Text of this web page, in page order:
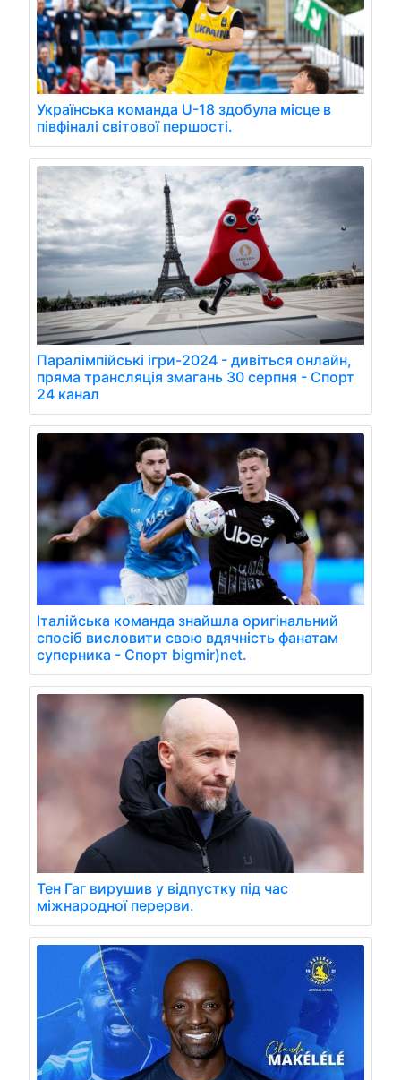
Українська команда U-18 здобула місце в
півфіналі світової першості.
Паралімпійські ігри-2024 - дивіться онлайн,
пряма трансляція змагань 30 серпня - Спорт
24 канал
Італійська команда знайшла оригінальний
спосіб висловити свою вдячність фанатам
суперника - Спорт bigmir)net.
Тен Гаг вирушив у відпустку під час
міжнародної перерви.